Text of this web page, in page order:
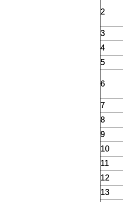
2
3
4
5
6
7
8
9
10
11
12
13